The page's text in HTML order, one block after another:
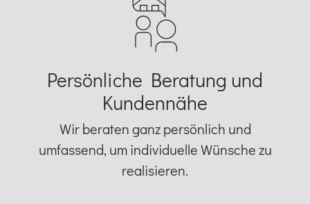
Persönliche Beratung und
Kundennähe
Wir beraten ganz persönlich und
umfassend, um individuelle Wünsche zu
realisieren.